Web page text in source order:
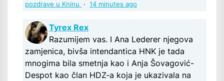
pozdrave u Kninu
· 14 minutes ago
Tyrex Rex
Razumijem vas. I Ana Lederer njegova
zamjenica, bivša intendantica HNK je tada
mnogima bila smetnja kao i Anja Šovagović-
Despot kao član HDZ-a koja je ukazivala na